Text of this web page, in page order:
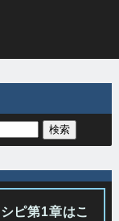
ピ第1章はこ